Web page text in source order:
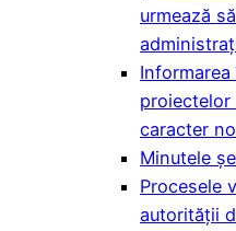
urmează
proiectelor
caracter
Minutele
Procesele
autorității